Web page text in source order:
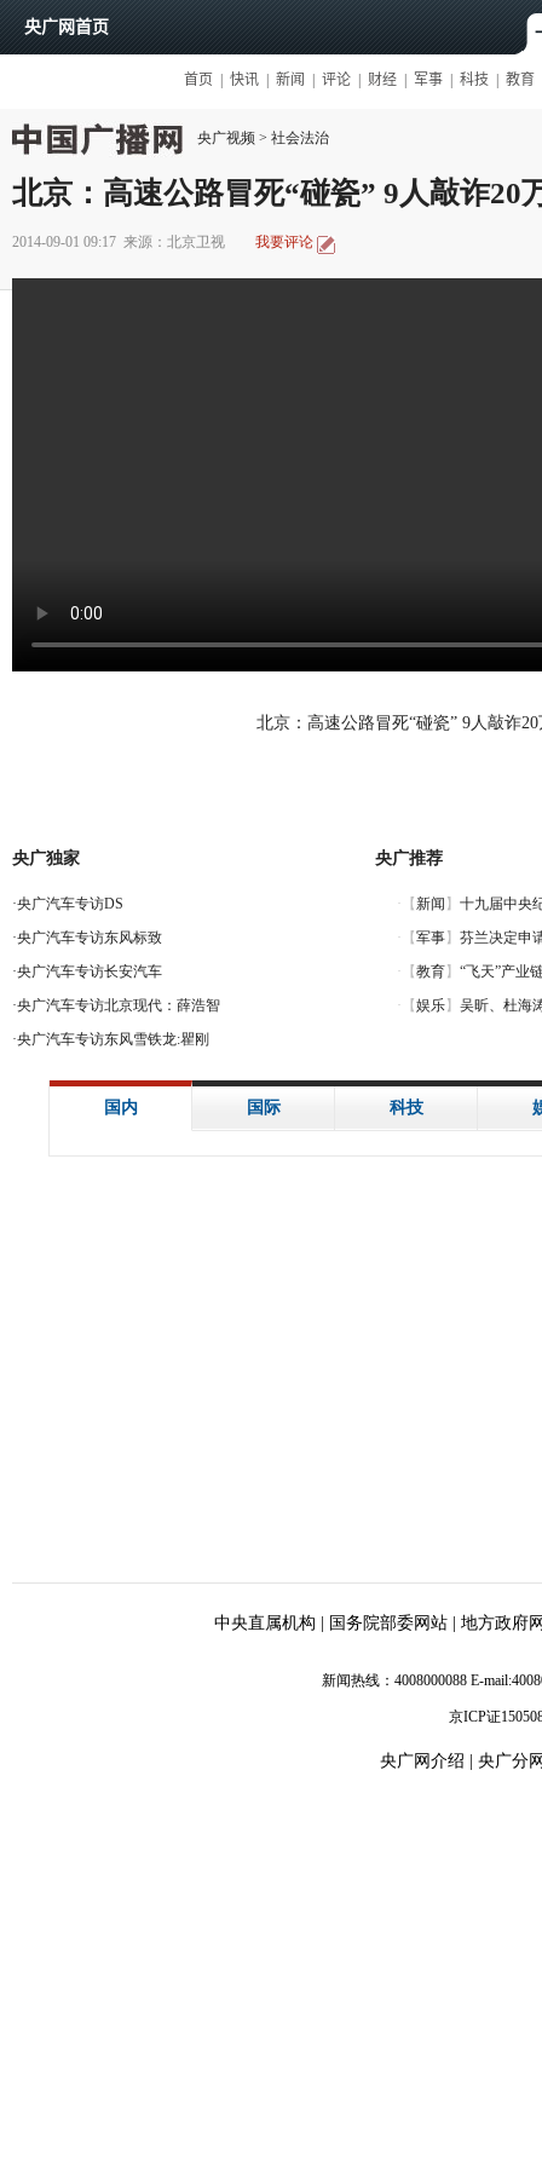
央广视频 > 社会法治
北京：高速公路冒死“碰瓷” 9人敲诈20
2014-09-01 09:17 来源：北京卫视 我要评论
北京：高速公路冒死“碰瓷” 9人敲诈20
央广独家
·央广汽车专访DS
·央广汽车专访东风标致
·央广汽车专访长安汽车
·央广汽车专访北京现代：薛浩智
·央广汽车专访东风雪铁龙:瞿刚
央广推荐